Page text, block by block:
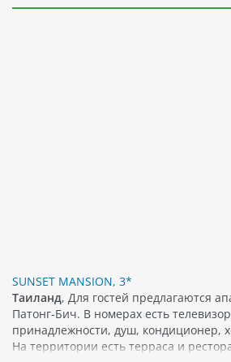
SUNSET MANSION, 3*
Таиланд, Для гостей предлагаются
Патонг-Бич. В номерах есть
принадлежности, душ, кондиционер,
На территории есть терраса и